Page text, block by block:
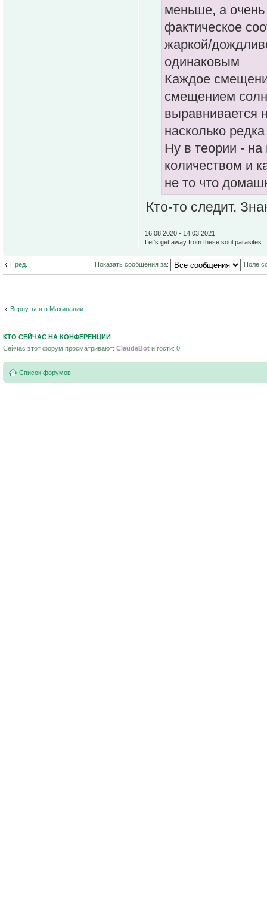
меньше, а
фактическое
жаркой/
одинаковым
Каждое
смещением
выравнивается
насколько
Ну в теории - на
количеством и
не то что
Кто-то следит.
16.08.2020 - 14.03.2021
Let's get away from these soul parasites
Пред. Показать сообщения за: Поле
Вернуться в Махинации
КТО СЕЙЧАС НА КОНФЕРЕНЦИИ
Сейчас этот форум просматривают: ClaudeBot и гости: 0
Список форумов